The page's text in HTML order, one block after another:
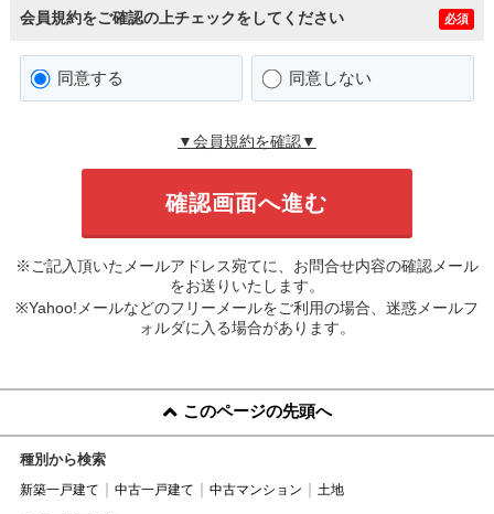
会員規約をご確認の上チェックをしてください 必須
同意する 同意しない
▼会員規約を確認▼
※ご記入頂いたメールアドレス宛てに、お問合せ内容の確認メール
をお送りいたします。
※Yahoo!メールなどのフリーメールをご利用の場合、迷惑メールフ
ォルダに入る場合があります。
このページの先頭へ
種別から検索
新築一戸建て 中古一戸建て 中古マンション 土地